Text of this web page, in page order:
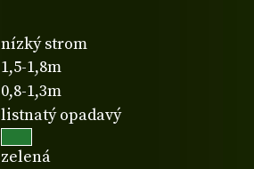
nízký strom
1,5-1,8m
0,8-1,3m
listnatý opadavý
zelená